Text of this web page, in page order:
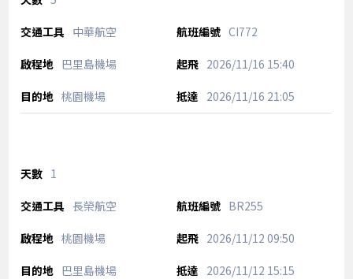
中華航空 CI772
巴里島機場 2026/11/16 15:40
桃園機場 2026/11/16 21:05
1
長榮航空 BR255
桃園機場 2026/11/12 09:50
巴里島機場 2026/11/12 15:15